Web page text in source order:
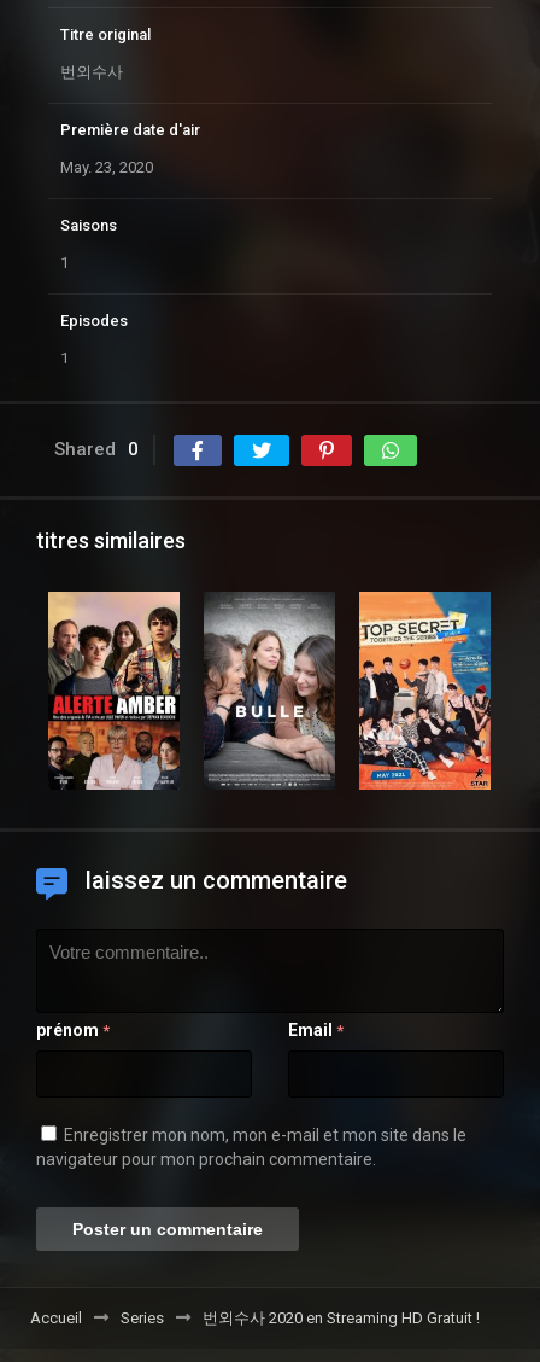
Titre original
번외수사
Première date d'air
May. 23, 2020
Saisons
1
Episodes
1
Shared 0
titres similaires
laissez un commentaire
prénom * Email *
Enregistrer mon nom, mon e-mail et mon site dans le
navigateur pour mon prochain commentaire.
Accueil Series 번외수사 2020 en Streaming HD Gratuit !